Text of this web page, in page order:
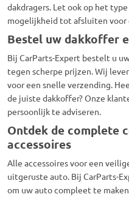
dakdragers. Let ook op het
mogelijkheid tot afsluiten voor
Bestel uw dakkoffer
Bij CarParts-Expert bestelt u
tegen scherpe prijzen. Wij
voor een snelle verzending.
de juiste dakkoffer? Onze
persoonlijk te adviseren.
Ontdek de complete
accessoires
Alle accessoires voor een
uitgeruste auto. Bij CarParts-
om uw auto compleet te